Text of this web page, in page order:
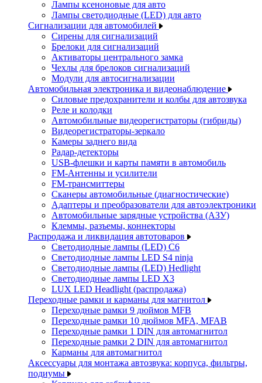
Лампы ксеноновые для авто
Лампы светодиодные (LED) для авто
Сигнализации для автомобилей
Сирены для сигнализаций
Брелоки для сигнализаций
Активаторы центрального замка
Чехлы для брелоков сигнализаций
Модули для автосигнализации
Автомобильная электроника и видеонаблюдение
Силовые предохранители и колбы для автозвука
Реле и колодки
Автомобильные видеорегистраторы (гибриды)
Видеорегистраторы-зеркало
Камеры заднего вида
Радар-детекторы
USB-флешки и карты памяти в автомобиль
FM-Антенны и усилители
FM-трансмиттеры
Сканеры автомобильные (диагностические)
Адаптеры и преобразователи для автоэлектроники
Автомобильные зарядные устройства (АЗУ)
Клеммы, разъемы, коннекторы
Распродажа и ликвидация автотоваров
Светодиодные лампы (LED) C6
Светодиодные лампы LED S4 ninja
Светодиодные лампы (LED) Hedlight
Светодиодные лампы LED X3
LUX LED Headlight (распродажа)
Переходные рамки и карманы для магнитол
Переходные рамки 9 дюймов MFB
Переходные рамки 10 дюймов MFA, MFAB
Переходные рамки 1 DIN для автомагнитол
Переходные рамки 2 DIN для автомагнитол
Карманы для автомагнитол
Аксессуары для монтажа автозвука: корпуса, фильтры,
подиумы